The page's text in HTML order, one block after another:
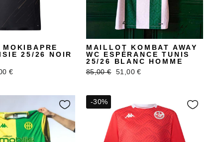
25/26 NOIR
€
MAILLOT KOMBAT AWAY
WC ESPÉRANCE TUNIS
25/26 BLANC HOMME
Prix
85,00 €
Prix
51,00 €
-30%